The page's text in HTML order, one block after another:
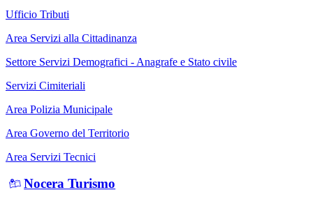
Ufficio Tributi
Area Servizi alla Cittadinanza
Settore Servizi Demografici - Anagrafe e Stato civile
Servizi Cimiteriali
Area Polizia Municipale
Area Governo del Territorio
Area Servizi Tecnici
Nocera Turismo